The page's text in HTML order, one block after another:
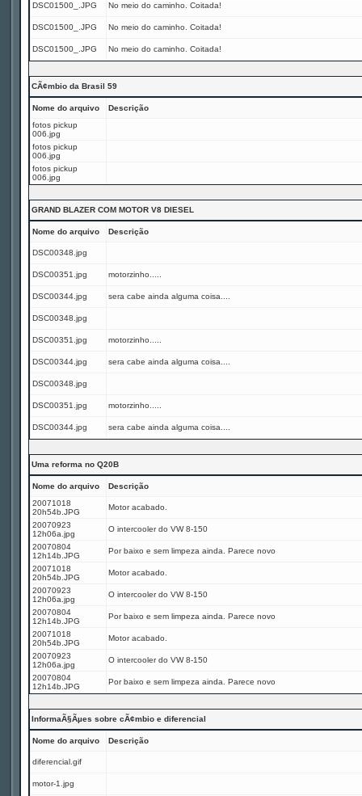
DSC01500_.JPG No meio do caminho. Coitada!
DSC01500_.JPG No meio do caminho. Coitada!
DSC01500_.JPG No meio do caminho. Coitada!
CÃ¢mbio da Brasil 59
Nome do arquivo
Descrição
fotos pickup
006.jpg
fotos pickup
006.jpg
fotos pickup
006.jpg
GRAND BLAZER COM MOTOR V8 DIESEL
Nome do arquivo Descrição
DSC00348.jpg
DSC00351.jpg motorzinho.....
DSC00344.jpg sera cabe ainda alguma coisa....
DSC00348.jpg
DSC00351.jpg motorzinho.....
DSC00344.jpg sera cabe ainda alguma coisa....
DSC00348.jpg
DSC00351.jpg motorzinho.....
DSC00344.jpg sera cabe ainda alguma coisa....
Uma reforma no Q20B
Nome do arquivo
Descrição
20071018
20h54b.JPG
Motor acabado.
20070923
12h06a.jpg
O intercooler do VW 8-150
20070804
12h14b.JPG
Por baixo e sem limpeza ainda. Parece novo
20071018
20h54b.JPG
Motor acabado.
20070923
12h06a.jpg
O intercooler do VW 8-150
20070804
12h14b.JPG
Por baixo e sem limpeza ainda. Parece novo
20071018
20h54b.JPG
Motor acabado.
20070923
12h06a.jpg
O intercooler do VW 8-150
20070804
12h14b.JPG
Por baixo e sem limpeza ainda. Parece novo
InformaÃ§Ãµes sobre cÃ¢mbio e diferencial
Nome do arquivo Descrição
diferencial.gif
motor-1.jpg